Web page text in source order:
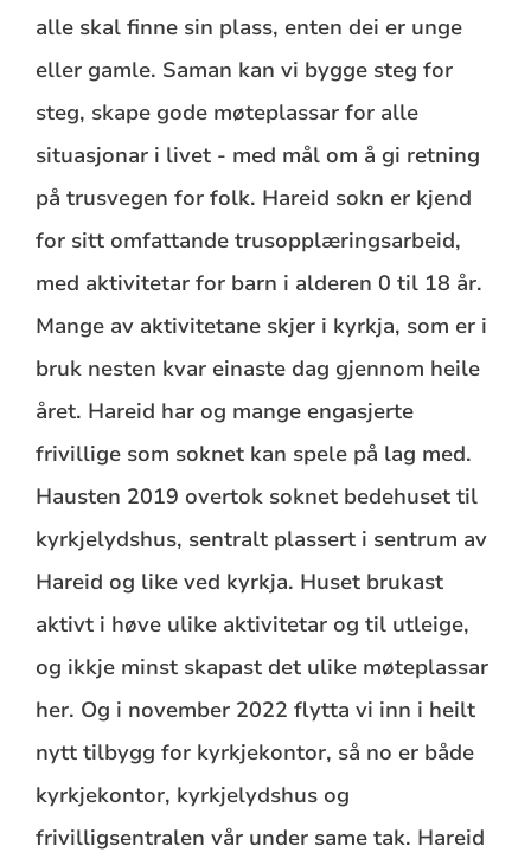
alle skal finne sin plass, enten dei er unge
eller gamle. Saman kan vi bygge steg for
steg, skape gode møteplassar for alle
situasjonar i livet - med mål om å gi retning
på trusvegen for folk. Hareid sokn er kjend
for sitt omfattande trusopplæringsarbeid,
med aktivitetar for barn i alderen 0 til 18 år.
Mange av aktivitetane skjer i kyrkja, som er i
bruk nesten kvar einaste dag gjennom heile
året. Hareid har og mange engasjerte
frivillige som soknet kan spele på lag med.
Hausten 2019 overtok soknet bedehuset til
kyrkjelydshus, sentralt plassert i sentrum av
Hareid og like ved kyrkja. Huset brukast
aktivt i høve ulike aktivitetar og til utleige,
og ikkje minst skapast det ulike møteplassar
her. Og i november 2022 flytta vi inn i heilt
nytt tilbygg for kyrkjekontor, så no er både
kyrkjekontor, kyrkjelydshus og
frivilligsentralen vår under same tak. Hareid